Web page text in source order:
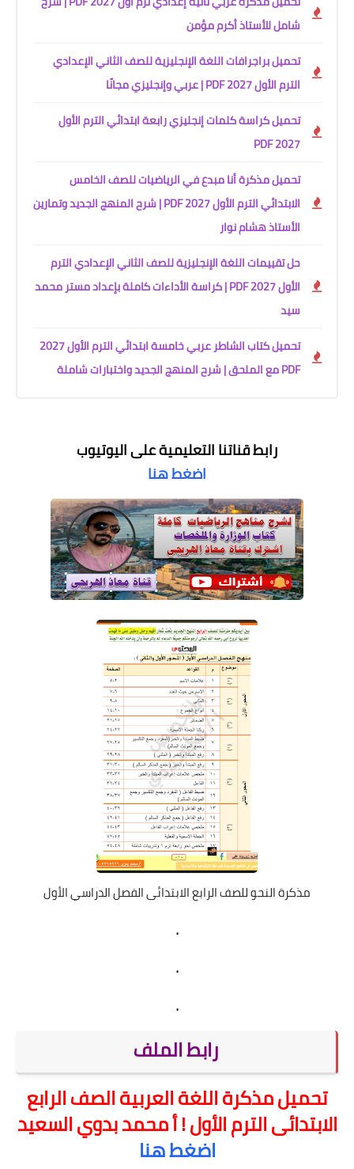
شامل للأستاذ أكرم مؤمن
تحميل براجرافات اللغة الإنجليزية للصف الثاني الإعدادي
الترم الأول 2027 PDF | عربي وإنجليزي مجانًا
تحميل كراسة كلمات إنجليزي رابعة ابتدائي الترم الأول
2027 PDF
تحميل مذكرة أنا مبدع في الرياضيات للصف الخامس
الابتدائي الترم الأول 2027 PDF | شرح المنهج الجديد وتمارين
الأستاذ هشام نوار
حل تقييمات اللغة الإنجليزية للصف الثاني الإعدادي الترم
الأول 2027 PDF | كراسة الأداءات كاملة بإعداد مستر محمد
سيد
تحميل كتاب الشاطر عربي خامسة ابتدائي الترم الأول 2027
PDF مع الملحق | شرح المنهج الجديد واختبارات شاملة
رابط قناتنا التعليمية على اليوتيوب
اضغط هنا
مذكرة النحو للصف الرابع الابتدائى الفصل الدراسي الأول
.
.
.
رابط الملف
تحميل مذكرة اللغة العربية الصف الرابع
الابتدائى الترم الأول ! أمحمد بدوي السعيد
اضغط هنا